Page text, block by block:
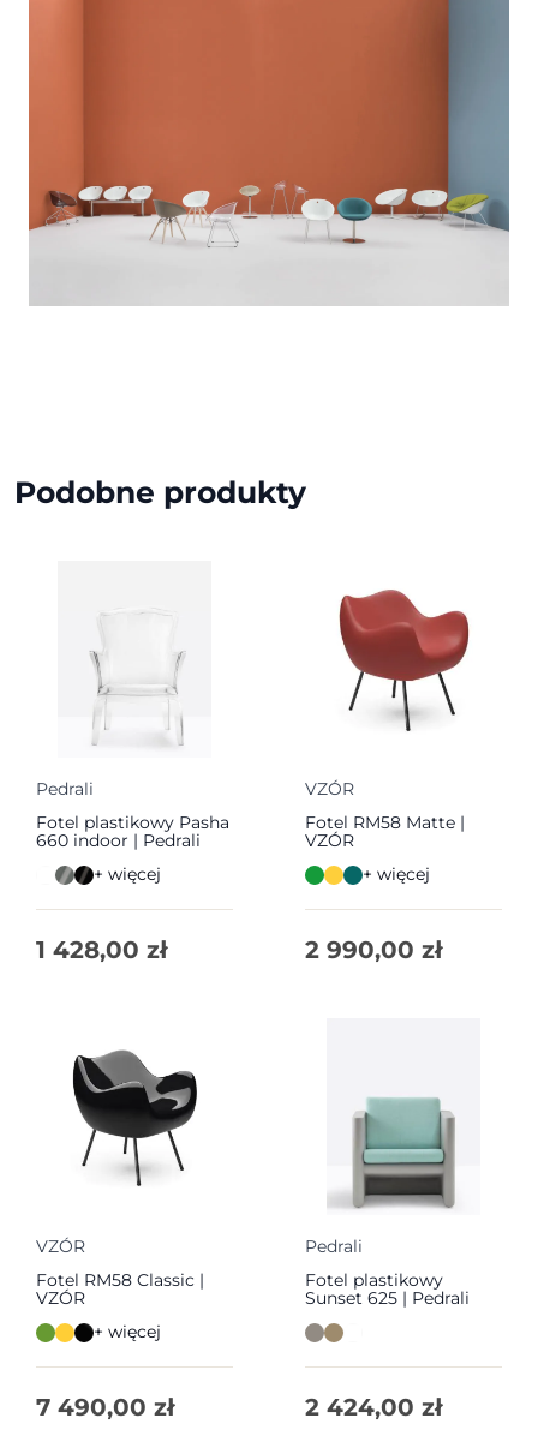
Podobne produkty
Pedrali
Fotel plastikowy Pasha
660 indoor | Pedrali
+ więcej
1 428,00 zł
VZÓR
Fotel RM58 Matte |
VZÓR
+ więcej
2 990,00 zł
VZÓR
Fotel RM58 Classic |
VZÓR
+ więcej
7 490,00 zł
Pedrali
Fotel plastikowy
Sunset 625 | Pedrali
2 424,00 zł